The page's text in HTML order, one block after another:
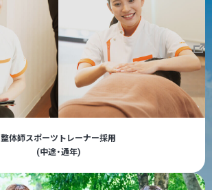
整体師スポーツトレーナー採用
(中途・通年)